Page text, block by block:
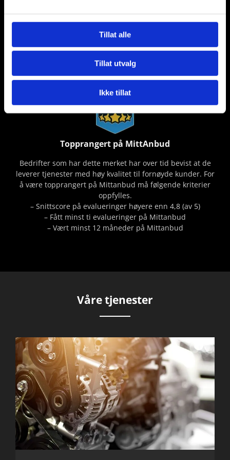
Tillat alle
Tillat utvalg
Ikke tillat
Topprangert på MittAnbud
Bedrifter som har dette merket har over tid bevist at de
leverer tjenester med høy kvalitet til fornøyde kunder. For
å være topprangert på Mittanbud må følgende kriterier
oppfylles.
– Snittscore på evalueringer høyere enn 4,8 (av 5)
– Fått minst ti evalueringer på Mittanbud
– Vært minst 12 måneder på Mittanbud
Våre tjenester